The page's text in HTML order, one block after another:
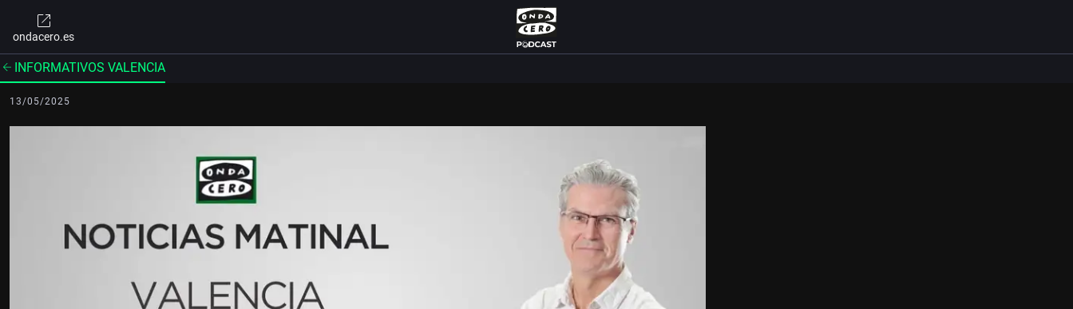
ondacero.es
INFORMATIVOS VALENCIA
13/05/2025